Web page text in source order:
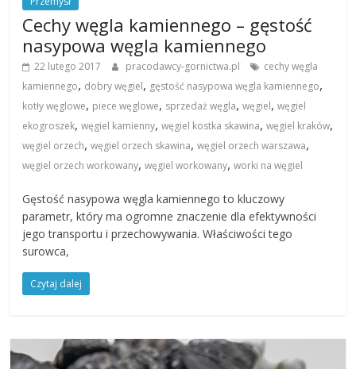
Cechy węgla kamiennego – gęstość
nasypowa węgla kamiennego
22 lutego 2017 pracodawcy-gornictwa.pl
cechy węgla
kamiennego, dobry węgiel, gęstość nasypowa węgla kamiennego,
kotły węglowe, piece węglowe, sprzedaż węgla,węgiel,węgiel
ekogroszek,węgiel kamienny,węgiel kostka skawina,węgiel kraków,
węgiel orzech,węgiel orzech skawina,węgiel orzech warszawa,
węgiel orzech workowany,węgiel workowany,worki na węgiel
Gęstość nasypowa węgla kamiennego to kluczowy
parametr, który ma ogromne znaczenie dla efektywności
jego transportu i przechowywania. Właściwości tego
surowca,
Czytaj dalej